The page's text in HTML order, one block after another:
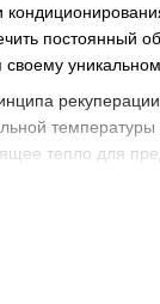
тепло для